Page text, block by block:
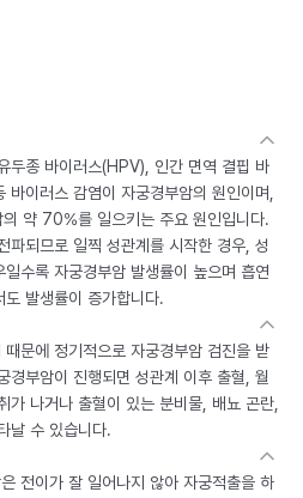
두종 바이러스(HPV), 인간 면역 결핍 바
바이러스 감염이 자궁경부암의 원인이며,
약 70%를 일으키는 주요 원인입니다.
파되므로 일찍 성관계를 시작한 경우, 성
수록 자궁경부암 발생률이 높으며 흡연
발생률이 증가합니다.
문에 정기적으로 자궁경부암 검진을 받
경부암이 진행되면 성관계 이후 출혈, 월
가 나거나 출혈이 있는 분비물, 배뇨 곤란,
날 수 있습니다.
전이가 잘 일어나지 않아 자궁적출을 하